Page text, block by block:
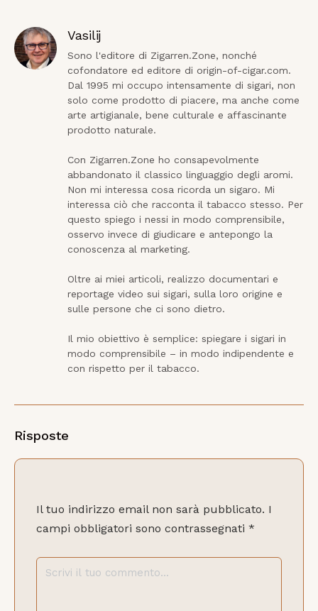
Vasilij
Sono l'editore di Zigarren.Zone, nonché
cofondatore ed editore di origin-of-cigar.com.
Dal 1995 mi occupo intensamente di sigari, non
solo come prodotto di piacere, ma anche come
arte artigianale, bene culturale e affascinante
prodotto naturale.
Con Zigarren.Zone ho consapevolmente
abbandonato il classico linguaggio degli aromi.
Non mi interessa cosa ricorda un sigaro. Mi
interessa ciò che racconta il tabacco stesso. Per
questo spiego i nessi in modo comprensibile,
osservo invece di giudicare e antepongo la
conoscenza al marketing.
Oltre ai miei articoli, realizzo documentari e
reportage video sui sigari, sulla loro origine e
sulle persone che ci sono dietro.
Il mio obiettivo è semplice: spiegare i sigari in
modo comprensibile – in modo indipendente e
con rispetto per il tabacco.
Risposte
Il tuo indirizzo email non sarà pubblicato. I
campi obbligatori sono contrassegnati *